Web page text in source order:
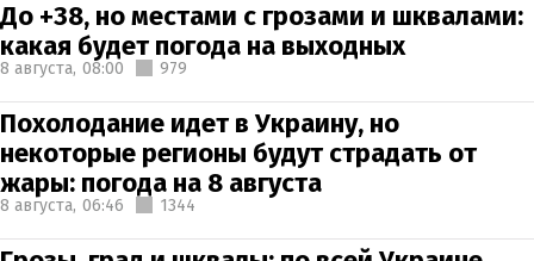
До +38, но местами с грозами и шквалами:
какая будет погода на выходных
8 августа, 08:00 979
Похолодание идет в Украину, но
некоторые регионы будут страдать от
жары: погода на 8 августа
8 августа, 06:46 1344